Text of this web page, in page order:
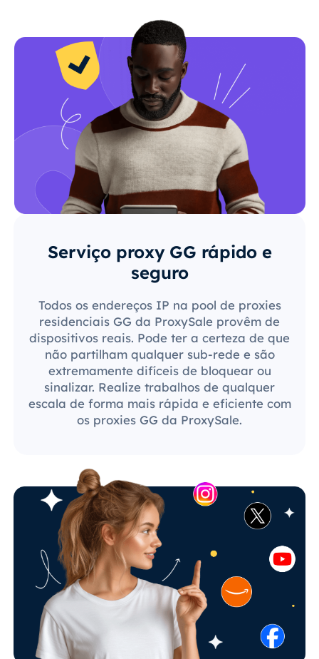
Serviço proxy GG rápido e
seguro
Todos os endereços IP na pool de proxies
residenciais GG da ProxySale provêm de
dispositivos reais. Pode ter a certeza de que
não partilham qualquer sub-rede e são
extremamente difíceis de bloquear ou
sinalizar. Realize trabalhos de qualquer
escala de forma mais rápida e eficiente com
os proxies GG da ProxySale.